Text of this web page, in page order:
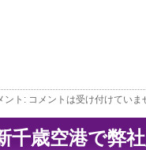
ント: コメントは受け付けていま
千歳空港で弊